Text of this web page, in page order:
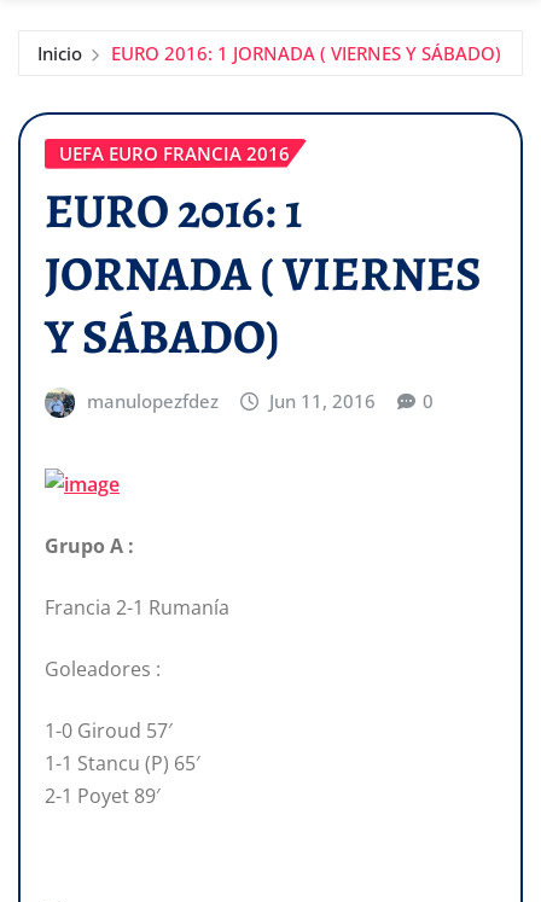
Inicio EURO 2016: 1 JORNADA ( VIERNES Y SÁBADO)
UEFA EURO FRANCIA 2016
EURO 2016: 1
JORNADA ( VIERNES
Y SÁBADO)
manulopezfdez Jun 11, 2016 0
Grupo A :
Francia 2-1 Rumanía
Goleadores :
1-0 Giroud 57′
1-1 Stancu (P) 65′
2-1 Poyet 89′